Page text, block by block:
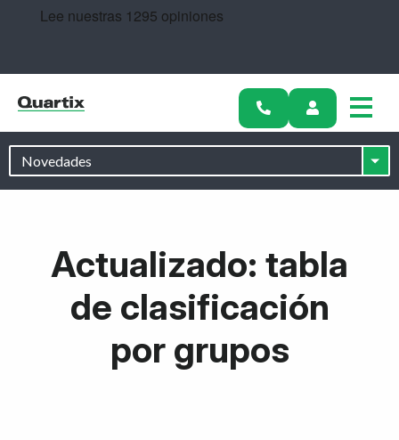
Actualizado: tabla
de clasificación
por grupos
Soluciones
Historias de éxito
Conviértete en socio
Empiece hoy